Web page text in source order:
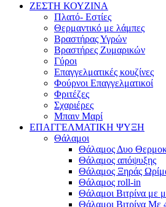
ΖΕΣΤΗ ΚΟΥΖΙΝΑ
Πλατό- Εστίες
Θερμαντικό με λάμπες
Βραστήρας Υγρών
Βραστήρες Ζυμαρικών
Γύροι
Επαγγελματικές κουζίνες
Φούρνοι Επαγγελματικοί
Φριτέζες
Σχαριέρες
Μπαιν Μαρί
ΕΠΑΓΓΕΛΜΑΤΙΚΗ ΨΥΞΗ
Θάλαμοι
Θάλαμος Δυο
Θάλαμος απόψυξης
Θάλαμος Ξηράς
Θάλαμος roll-in
Θάλαμοι Βιτρίνα με
Θάλαμοι Βιτρίνα Με